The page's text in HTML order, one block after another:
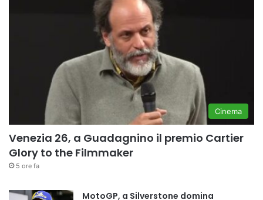
Cinema
Venezia 26, a Guadagnino il premio Cartier
Glory to the Filmmaker
5 ore fa
MotoGP, a Silverstone domina